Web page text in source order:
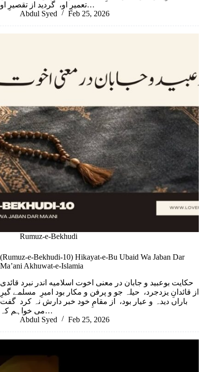
تعمیرِ او، گردید از تقصیرِ او…
Abdul Syed
Feb 25, 2026
Rumuz-e-Bekhudi
(Rumuz-e-Bekhudi-10) Hikayat-e-Bu Ubaid Wa Jaban Dar
Ma’ani Akhuwat-e-Islamia
حکایت بوعبید و جابان در معنی اخوت اسلامیه اندر نبرد قائدی
از قائدانِ یزدجرد، حیلہ جو و پرفن و مکار بود امیرِ مسلمے گیرِ
باراں دیدہ و عیار بود، از مقامِ خود خبر دارش نہ کرد گفت
می خواہم کہ…
Abdul Syed
Feb 25, 2026